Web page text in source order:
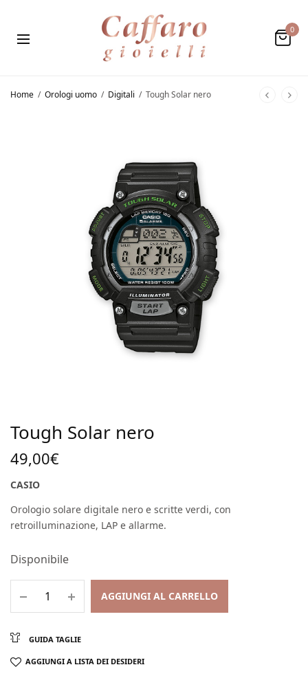
0
Home / Orologi uomo / Digitali / Tough Solar nero
Tough Solar nero
49,00€
CASIO
Orologio solare digitale nero e scritte verdi, con
retroilluminazione, LAP e allarme.
Disponibile
AGGIUNGI AL CARRELLO
GUIDA TAGLIE
AGGIUNGI A LISTA DEI DESIDERI